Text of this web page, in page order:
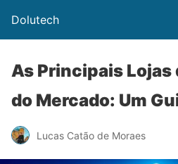
Dolutech
As Principais
do Mercado: Um
Lucas Catão de Moraes